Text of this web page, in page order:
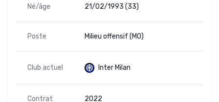
Né/âge 21/02/1993 (33)
Poste Milieu offensif (MO)
Club actuel Inter Milan
Contrat 2022